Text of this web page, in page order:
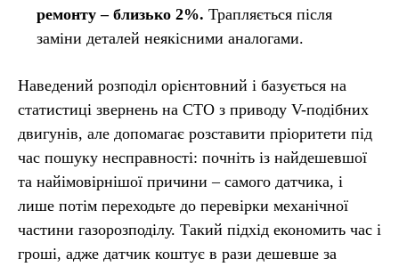
ремонту – близько 2%. Трапляється після
заміни деталей неякісними аналогами.
Наведений розподіл орієнтовний і базується на
статистиці звернень на СТО з приводу V-подібних
двигунів, але допомагає розставити пріоритети під
час пошуку несправності: почніть із найдешевшої
та найімовірнішої причини – самого датчика, і
лише потім переходьте до перевірки механічної
частини газорозподілу. Такий підхід економить час і
гроші, адже датчик коштує в рази дешевше за